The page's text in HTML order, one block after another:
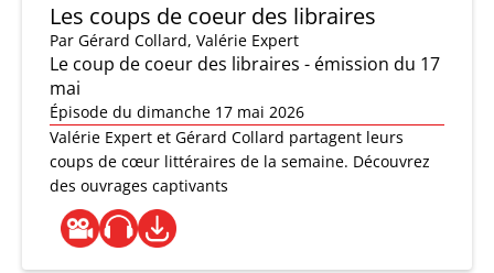
Les coups de coeur des libraires
Par Gérard Collard, Valérie Expert
Le coup de coeur des libraires - émission du 17
mai
Épisode du dimanche 17 mai 2026
Valérie Expert et Gérard Collard partagent leurs
coups de cœur littéraires de la semaine. Découvrez
des ouvrages captivants